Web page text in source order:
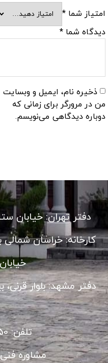
امتیاز شما *
دیدگاه شما *
ذخیره نام، ایمیل و وبسایت
من در مرورگر برای زمانی که
دوباره دیدگاهی می‌نویسم.
دفتر تهران: خیابان
کارخانه: خراسان
تلفن: 02191307050
مشاوره فنی: